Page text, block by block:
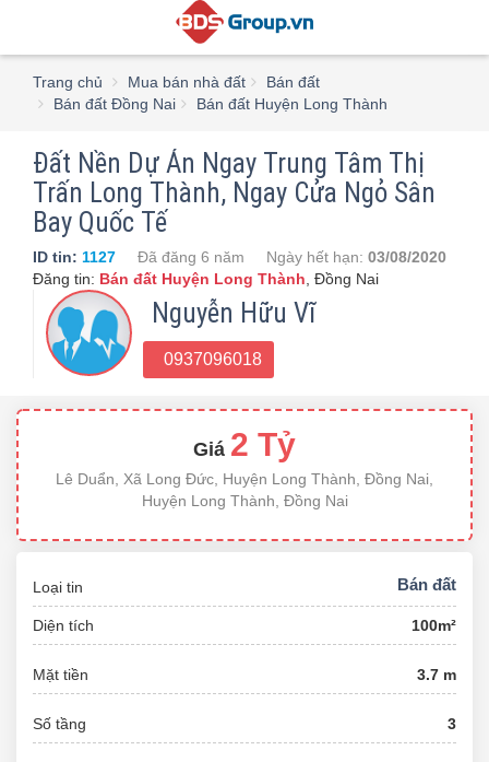
Trang chủ Mua bán nhà đất
Bán đất
Bán đất Đồng Nai
Bán đất Huyện Long Thành
Đất Nền Dự Án Ngay Trung Tâm Thị
Trấn Long Thành, Ngay Cửa Ngỏ Sân
Bay Quốc Tế
ID tin: 1127 Đã đăng 6 năm Ngày hết hạn: 03/08/2020
Đăng tin: Bán đất Huyện Long Thành Đồng Nai
Nguyễn Hữu Vĩ
0937096018
Giá 2 Tỷ
Lê Duẩn, Xã Long Đức, Huyện Long Thành, Đồng Nai,
Huyện Long Thành, Đồng Nai
Loại tin Bán đất
Diện tích 100m²
Mặt tiền 3.7 m
Số tầng 3